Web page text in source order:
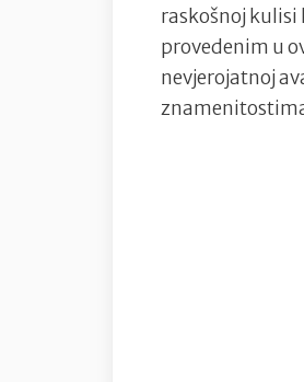
raskošnoj kulisi
provedenim u
nevjerojatnoj